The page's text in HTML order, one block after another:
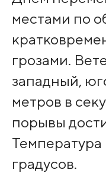
местами по
грозами.
западный,
метров в
порывы
Температура
градусов.